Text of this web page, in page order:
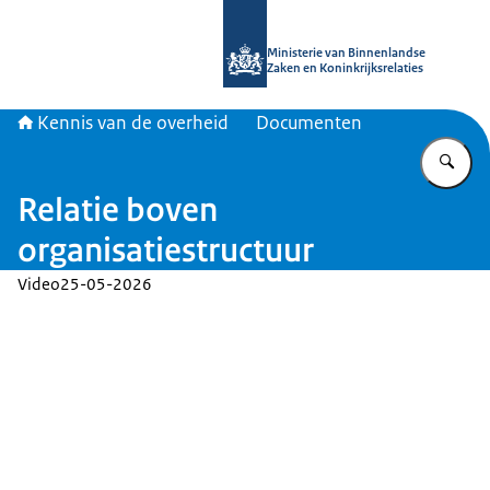
Ministerie van Binnenlandse
Zaken en Koninkrijksrelaties
Kennis van de overheid Documenten
Relatie boven
organisatiestructuur
Video25-05-2026